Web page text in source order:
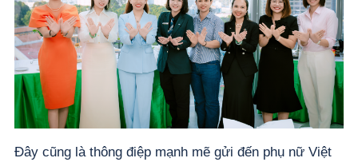
Đây cũng là thông điệp mạnh mẽ gửi đến phụ nữ Việt